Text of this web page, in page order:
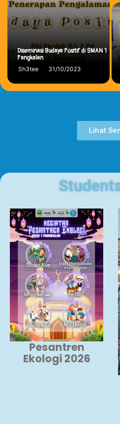
Diseminasi Budaya Positif di SMAN 1
Pangkalan
Sh3tee
31/10/2023
Lihat
Pesantren
Ekologi 2026